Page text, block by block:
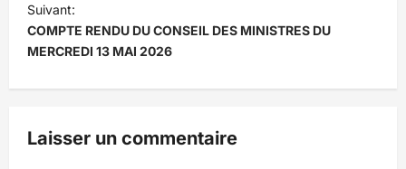
g
a
o
Suivant:
COMPTE RENDU DU CONSEIL DES MINISTRES DU
MERCREDI 13 MAI 2026
Laisser un commentaire